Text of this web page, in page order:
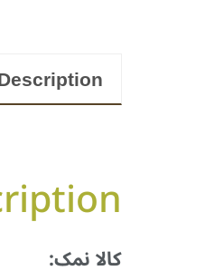
کالا نمک: